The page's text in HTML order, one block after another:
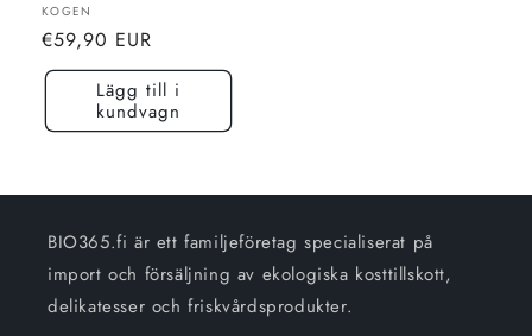
Säljare:
KOGEN
Normalt
pris
€59,90 EUR
Lägg till i
kundvagn
BIO365.fi är ett familjeföretag specialiserat på
import och försäljning av ekologiska kosttillskott,
delikatesser och friskvårdsprodukter.